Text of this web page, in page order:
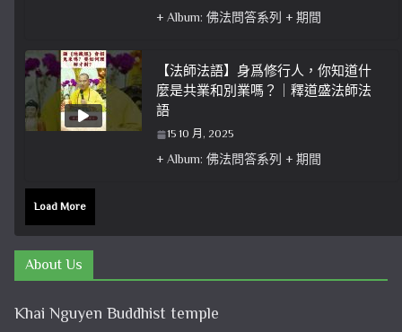
+ Album: 佛法問答系列 + 期間
【法師法語】身爲修行人，你知道什
麼是共業和別業嗎？｜釋道盛法師法
語
15 10 月, 2025
+ Album: 佛法問答系列 + 期間
Load More
About Us
Khai Nguyen Buddhist temple